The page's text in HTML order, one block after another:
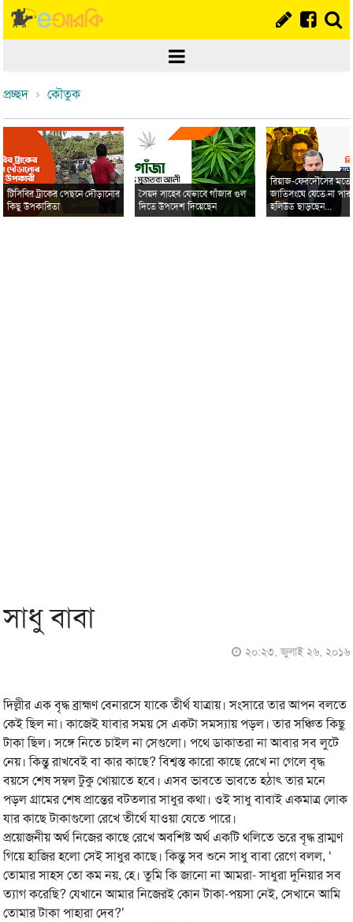
প্রচ্ছদ কৌতুক
টিসিবির ট্রাকের পেছনে দৌড়ানোর
কিছু উপকারিতা
সৈয়দ সাহেব যেভাবে গাঁজার গুল
দিতে উপদেশ দিয়েছেন
রিয়াজ-ফেরদৌসের মতো
জাতিসংঘে যেতে না
হলিউড ছাড়ছেন...
সাধু বাবা
২০:২৩, জুলাই ২৬, ২০১৬
দিল্লীর এক বৃদ্ধ ব্রাহ্মণ বেনারসে যাকে তীর্থ যাত্রায়। সংসারে তার আপন বলতে
কেই ছিল না। কাজেই যাবার সময় সে একটা সমস্যায় পড়ল। তার সঞ্চিত কিছু
টাকা ছিল। সঙ্গে নিতে চাইল না সেগুলো। পথে ডাকাতরা না আবার সব লুটে
নেয়। কিন্তু রাখবেই বা কার কাছে? বিশ্বস্ত কারো কাছে রেখে না গেলে বৃদ্ধ
বয়সে শেষ সম্বল টুকু খোয়াতে হবে। এসব ভাবতে ভাবতে হঠাৎ তার মনে
পড়ল গ্রামের শেষ প্রান্তের বটতলার সাধুর কথা। ওই সাধু বাবাই একমাত্র লোক
যার কাছে টাকাগুলো রেখে তীর্থে যাওয়া যেতে পারে।
প্রয়োজনীয় অর্থ নিজের কাছে রেখে অবশিষ্ট অর্থ একটি থলিতে ভরে বৃদ্ধ ব্রাম্মণ
গিয়ে হাজির হলো সেই সাধুর কাছে। কিন্তু সব শুনে সাধু বাবা রেগে বলল, ‘
তোমার সাহস তো কম নয়, হে। তুমি কি জানো না আমরা- সাধুরা দুনিয়ার সব
ত্যাগ করেছি? যেখানে আমার নিজেরই কোন টাকা-পয়সা নেই, সেখানে আমি
তোমার টাকা পাহারা দেব?’